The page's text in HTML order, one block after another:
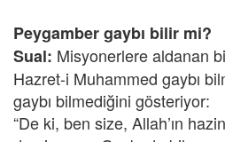
Peygamber gaybı bilir mi?
Sual: Misyonerlere aldanan
Hazret-i Muhammed gaybı
gaybı bilmediğini gösteriyor:
“De ki, ben size, Allah’ın